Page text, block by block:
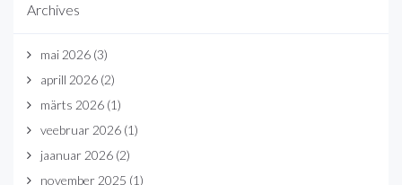
Archives
mai 2026 (3)
aprill 2026 (2)
märts 2026 (1)
veebruar 2026 (1)
jaanuar 2026 (2)
november 2025 (1)